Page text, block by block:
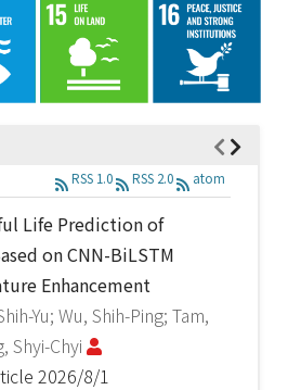
RSS 1.0 RSS 2.0 atom
Life Prediction of
on CNN-BiLSTM
Enhancement
Yu; Wu, Shih-Ping; Tam,
Shyi-Chyi
2026/8/1